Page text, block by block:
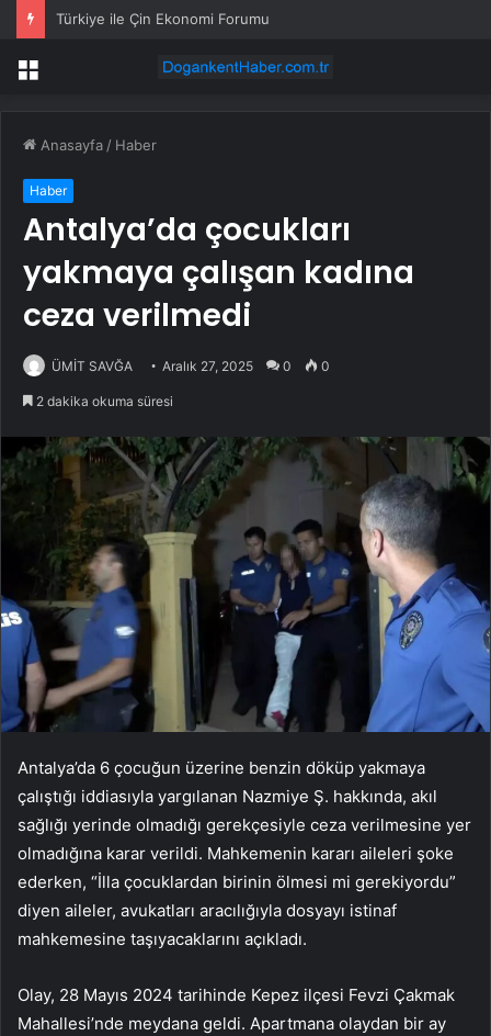
Türkiye ile Çin Ekonomi Forumu
Menü
Anasayfa / Haber
Haber
Antalya’da çocukları
yakmaya çalışan kadına
ceza verilmedi
ÜMİT SAVĞA Aralık 27, 2025 0 0
2 dakika okuma süresi
Antalya’da 6 çocuğun üzerine benzin döküp yakmaya
çalıştığı iddiasıyla yargılanan Nazmiye Ş. hakkında, akıl
sağlığı yerinde olmadığı gerekçesiyle ceza verilmesine yer
olmadığına karar verildi. Mahkemenin kararı aileleri şoke
ederken, “İlla çocuklardan birinin ölmesi mi gerekiyordu”
diyen aileler, avukatları aracılığıyla dosyayı istinaf
mahkemesine taşıyacaklarını açıkladı.
Olay, 28 Mayıs 2024 tarihinde Kepez ilçesi Fevzi Çakmak
Mahallesi’nde meydana geldi. Apartmana olaydan bir ay